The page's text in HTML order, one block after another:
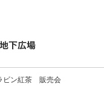
ビン紅茶 販売会